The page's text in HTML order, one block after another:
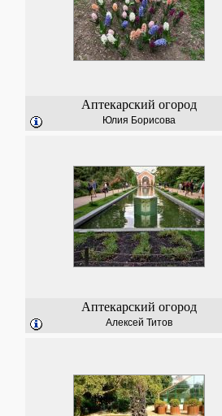
Аптекарский огород
Юлия Борисова
Аптекарский огород
Алексей Титов